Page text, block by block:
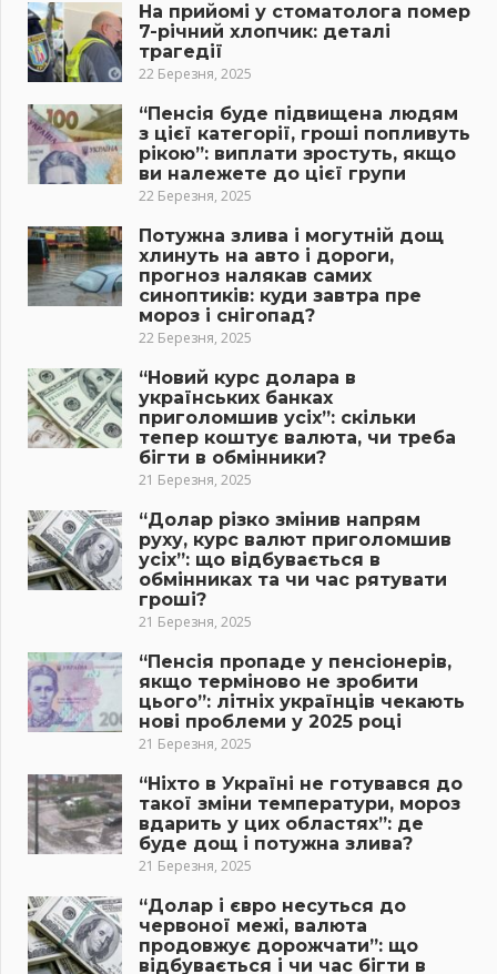
На прийомі у стоматолога помер
7-річний хлопчик: деталі
трагедії
22 Березня, 2025
“Пенсія буде підвищена людям
з цієї категорії, гроші попливуть
рікою”: виплати зростуть, якщо
ви належете до цієї групи
22 Березня, 2025
Потужна злива і могутній дощ
хлинуть на авто і дороги,
прогноз налякав самих
синоптиків: куди завтра пре
мороз і снігопад?
22 Березня, 2025
“Новий курс долара в
українських банках
приголомшив усіх”: скільки
тепер коштує валюта, чи треба
бігти в обмінники?
21 Березня, 2025
“Долар різко змінив напрям
руху, курс валют приголомшив
усіх”: що відбувається в
обмінниках та чи час рятувати
гроші?
21 Березня, 2025
“Пенсія пропаде у пенсіонерів,
якщо терміново не зробити
цього”: літніх українців чекають
нові проблеми у 2025 році
21 Березня, 2025
“Ніхто в Україні не готувався до
такої зміни температури, мороз
вдарить у цих областях”: де
буде дощ і потужна злива?
21 Березня, 2025
“Долар і євро несуться до
червоної межі, валюта
продовжує дорожчати”: що
відбувається і чи час бігти в